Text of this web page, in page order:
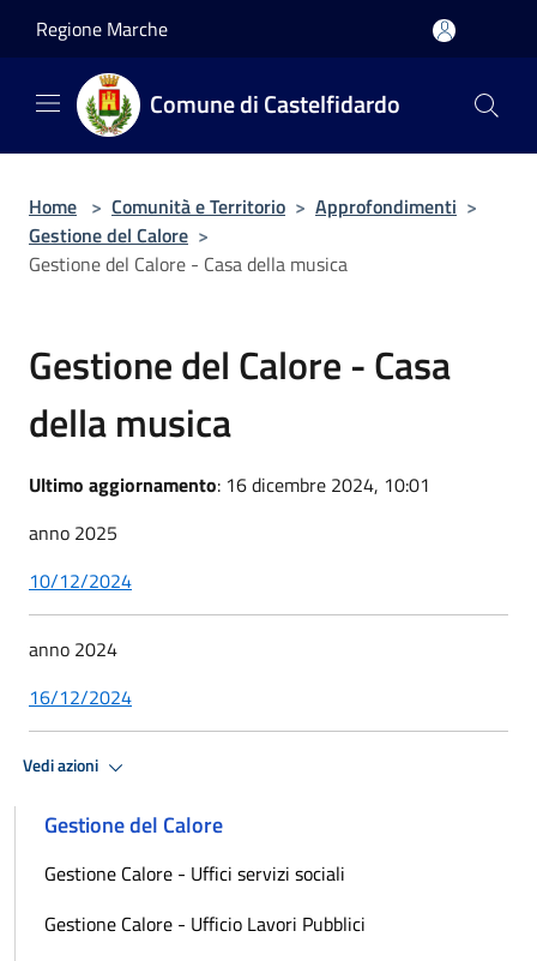
Regione Marche
Comune di Castelfidardo
Home > Comunità e Territorio > Approfondimenti >
Gestione del Calore >
Gestione del Calore - Casa della musica
Gestione del Calore - Casa
della musica
Ultimo aggiornamento: 16 dicembre 2024, 10:01
anno 2025
10/12/2024
anno 2024
16/12/2024
Vedi azioni
Gestione del Calore
Gestione Calore - Uffici servizi sociali
Gestione Calore - Ufficio Lavori Pubblici